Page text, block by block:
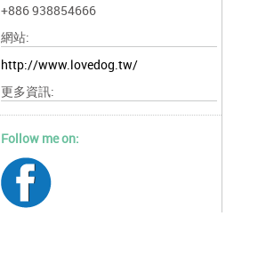
+886 938854666
網站:
http://www.lovedog.tw/
更多資訊:
Follow me on: